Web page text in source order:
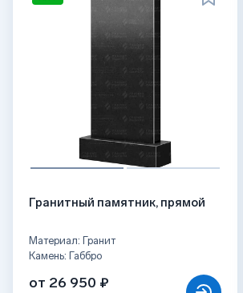
Гранитный памятник, прямой
Материал: Гранит
Камень: Габбро
от 26 950 ₽